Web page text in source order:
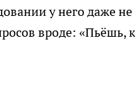
у него даже
вроде: